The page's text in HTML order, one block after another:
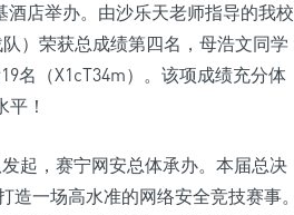
酒店举办。由沙乐天老师指导的我校
）荣获总成绩第四名，母浩文同学
名（X1cT34m）。该项成绩充分体
！
起，赛宁网安总体承办。本届总决
一场高水准的网络安全竞技赛事。